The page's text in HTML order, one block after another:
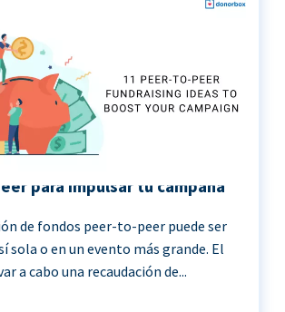
para impulsar tu campaña
de fondos peer-to-peer puede ser
sola o en un evento más grande. El
a cabo una recaudación de...